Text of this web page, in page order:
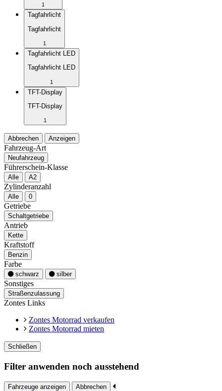
1
Tagfahrlicht
Tagfahrlicht
1
Tagfahrlicht LED
Tagfahrlicht LED
1
TFT-Display
TFT-Display
1
Abbrechen Anzeigen
Fahrzeug-Art
Neufahrzeug
Führerschein-Klasse
Alle A2
Zylinderanzahl
Alle 0
Getriebe
Schaltgetriebe
Antrieb
Kette
Kraftstoff
Benzin
Farbe
schwarz silber
Sonstiges
Straßenzulassung
Zontes Links
Zontes Motorrad verkaufen
Zontes Motorrad mieten
Schließen
Filter anwenden noch ausstehend
Fahrzeuge anzeigen Abbrechen